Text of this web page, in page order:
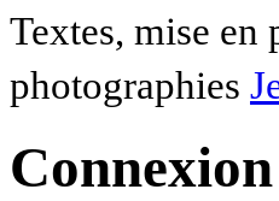
Textes, mise en
photographies